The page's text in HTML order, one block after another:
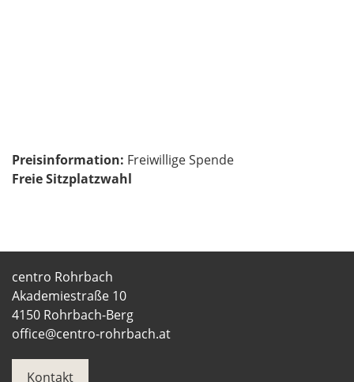
Preisinformation: Freiwillige Spende
Freie Sitzplatzwahl
centro Rohrbach
Akademiestraße 10
4150 Rohrbach-Berg
office@centro-rohrbach.at
Kontakt